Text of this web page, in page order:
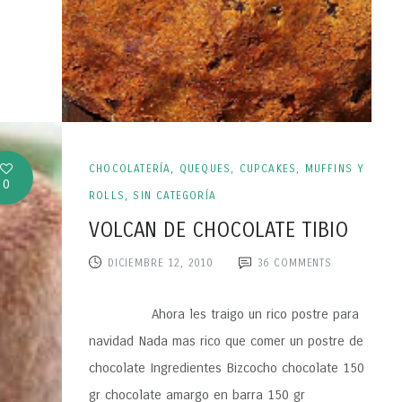
0
CHOCOLATERÍA, QUEQUES, CUPCAKES, MUFFINS Y
ROLLS ,SIN CATEGORÍA
VOLCAN DE CHOCOLATE TIBIO
DICIEMBRE 12, 2010 36 COMMENTS
Ahora les traigo un rico postre para
navidad Nada mas rico que comer un postre de
chocolate Ingredientes Bizcocho chocolate 150
gr chocolate amargo en barra 150 gr